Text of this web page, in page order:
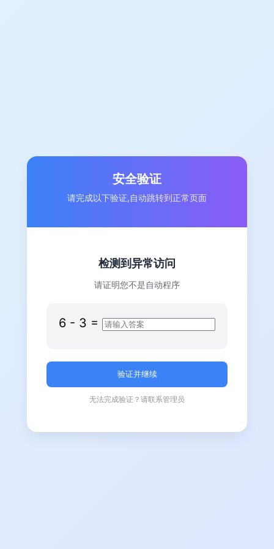
安全验证
请完成以下验证,自动跳转到正常页面
检测到异常访问
请证明您不是自动程序
6 - 3 =
无法完成验证？请联系管理员